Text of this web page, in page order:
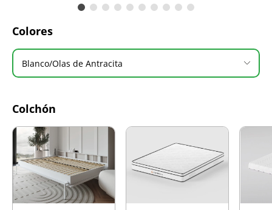
Colores
Blanco/Olas de Antracita
Colchón